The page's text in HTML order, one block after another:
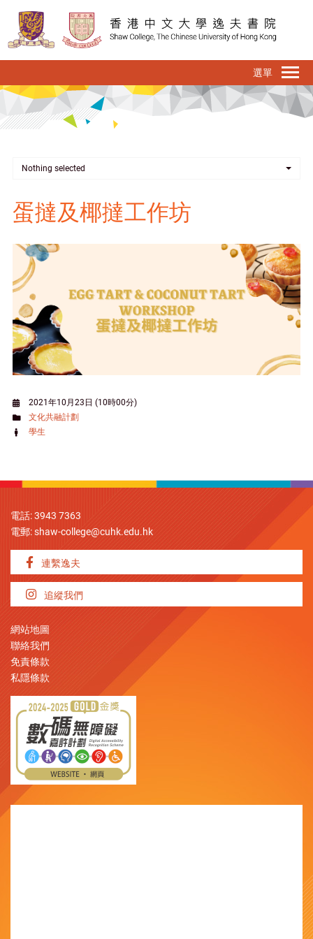
Nothing selected
蛋撻及椰撻工作坊
2021年10月23日 (10時00分)
文化共融計劃
學生
電話: 3943 7363
電郵:shaw-college@cuhk.edu.hk
連繫逸夫
追縱我們
網站地圖
聯絡我們
免責條款
私隱條款